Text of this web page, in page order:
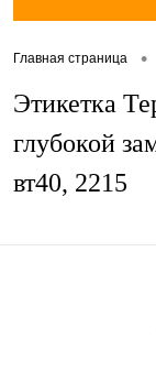
Главная страница •
Этикетка
глубокой
вт40, 2215